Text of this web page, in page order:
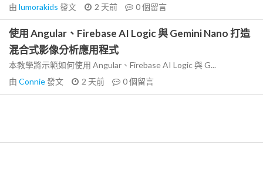
由 lumorakids 發文 2 天前 0個留言
使用 Angular、Firebase AI Logic 與 Gemini Nano 打造
混合式影像分析應用程式
本教學將示範如何使用 Angular、Firebase AI Logic 與 G...
由 Connie發文 2 天前 0個留言